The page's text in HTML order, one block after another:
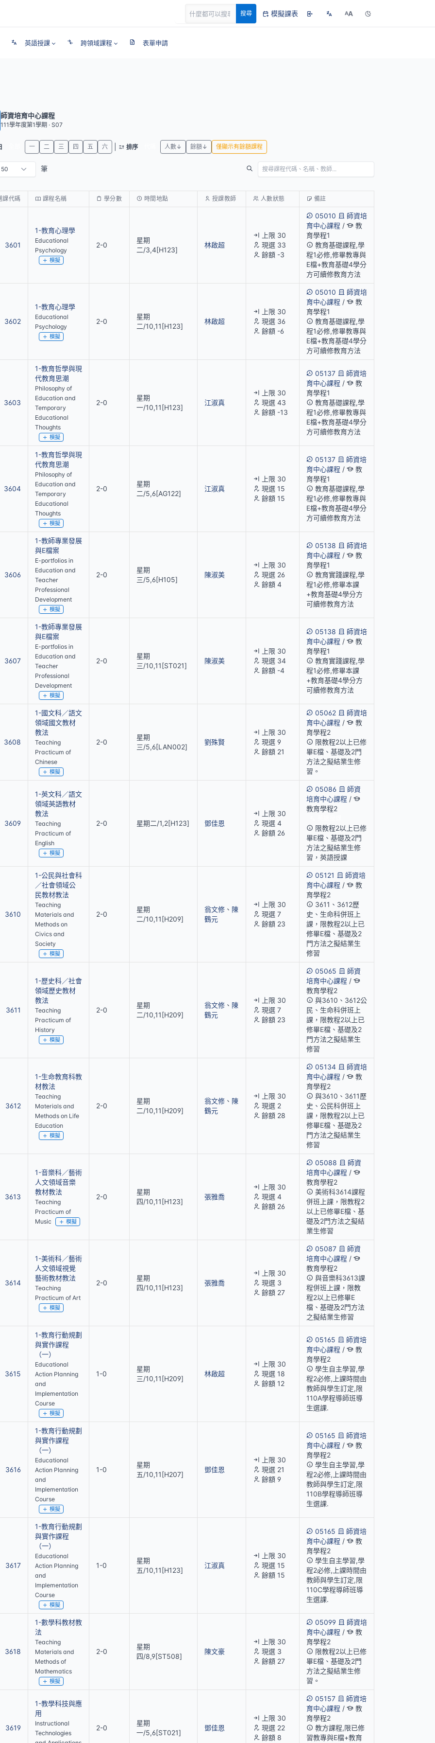
搜尋 模擬課表 AA
英語授課 跨領域課程 表單申請
師資培育中心課程
111學年度第1學期 · S07
一 二 三 四 五 六 排序 人數↓ 餘額↓ 僅顯示有餘額課程
筆
課代碼 課程名稱 學分數 時間地點 授課教師 人數狀態 備註
3601
1-教育心理學
Educational
Psychology
模擬
2-0
星期
二/3,4[H123]
林啟超
上限 30
現選 33
餘額 -3
05010
師資培
育中心課程 /
教
育學程1
教育基礎課程,學
程1必修,修畢教專與
E檔+教育基礎4學分
方可續修教育方法
3602
1-教育心理學
Educational
Psychology
模擬
2-0
星期
二/10,11[H123]
林啟超
上限 30
現選 36
餘額 -6
05010
師資培
育中心課程 /
教
育學程1
教育基礎課程,學
程1必修,修畢教專與
E檔+教育基礎4學分
方可續修教育方法
3603
1-教育哲學與現
代教育思潮
Philosophy of
Education and
Temporary
Educational
Thoughts
模擬
2-0
星期
一/10,11[H123]
江淑真
上限 30
現選 43
餘額 -13
05137
師資培
育中心課程 /
教
育學程1
教育基礎課程,學
程1必修,修畢教專與
E檔+教育基礎4學分
方可續修教育方法
3604
1-教育哲學與現
代教育思潮
Philosophy of
Education and
Temporary
Educational
Thoughts
模擬
2-0
星期
二/5,6[AG122]
江淑真
上限 30
現選 15
餘額 15
05137
師資培
育中心課程 /
教
育學程1
教育基礎課程,學
程1必修,修畢教專與
E檔+教育基礎4學分
方可續修教育方法
3606
1-教師專業發展
與E檔案
E-portfolios in
Education and
Teacher
Professional
Development
模擬
2-0
星期
三/5,6[H105]
陳淑美
上限 30
現選 26
餘額 4
05138
師資培
育中心課程 /
教
育學程1
教育實踐課程,學
程1必修,修畢本課
+教育基礎4學分方
可續修教育方法
3607
1-教師專業發展
與E檔案
E-portfolios in
Education and
Teacher
Professional
Development
模擬
2-0
星期
三/10,11[ST021]
陳淑美
上限 30
現選 34
餘額 -4
05138
師資培
育中心課程 /
教
育學程1
教育實踐課程,學
程1必修,修畢本課
+教育基礎4學分方
可續修教育方法
3608
1-國文科／語文
領域國文教材
教法
Teaching
Practicum of
Chinese
模擬
2-0
星期
三/5,6[LAN002]
劉殊賢
上限 30
現選 9
餘額 21
05062
師資培
育中心課程 /
教
育學程2
限教程2以上已修
畢E檔、基礎及2門
方法之擬結業生修
習。
3609
1-英文科／語文
領域英語教材
教法
Teaching
Practicum of
English
模擬
2-0 星期二/1,2[H123] 鄧佳恩
上限 30
現選 4
餘額 26
05086
師資
培育中心課程 /
教育學程2
限教程2以上已修
畢E檔、基礎及2門
方法之擬結業生修
習，英語授課
3610
1-公民與社會科
／社會領域公
民教材教法
Teaching
Materials and
Methods on
Civics and
Society
模擬
2-0
星期
二/10,11[H209]
翁文修、 陳
鶴元
上限 30
現選 7
餘額 23
05121
師資培
育中心課程 /
教
育學程2
3611、3612歷
史、生命科併班上
課，限教程2以上已
修畢E檔、基礎及2
門方法之擬結業生
修習
3611
1-歷史科／社會
領域歷史教材
教法
Teaching
Practicum of
History
模擬
2-0
星期
二/10,11[H209]
翁文修、 陳
鶴元
上限 30
現選 7
餘額 23
05065
師資
培育中心課程 /
教育學程2
與3610、3612公
民、生命科併班上
課，限教程2以上已
修畢E檔、基礎及2
門方法之擬結業生
修習
3612
1-生命教育科教
材教法
Teaching
Materials and
Methods on Life
Education
模擬
2-0
星期
二/10,11[H209]
翁文修、 陳
鶴元
上限 30
現選 2
餘額 28
05134
師資培
育中心課程 /
教
育學程2
與3610、3611歷
史、公民科併班上
課，限教程2以上已
修畢E檔、基礎及2
門方法之擬結業生
修習
3613
1-音樂科／藝術
人文領域音樂
教材教法
Teaching
Practicum of
Music
模擬
2-0
星期
四/10,11[H123]
張雅喬
上限 30
現選 4
餘額 26
05088
師資
培育中心課程 /
教育學程2
美術科3614課程
併班上課，限教程2
以上已修畢E檔、基
礎及2門方法之擬結
業生修習
3614
1-美術科／藝術
人文領域視覺
藝術教材教法
Teaching
Practicum of Art
模擬
2-0
星期
四/10,11[H123]
張雅喬
上限 30
現選 3
餘額 27
05087
師資
培育中心課程 /
教育學程2
與音樂科3613課
程併班上課，限教
程2以上已修畢E
檔、基礎及2門方法
之擬結業生修習
3615
1-教育行動規劃
與實作課程
（一）
Educational
Action Planning
and
Implementation
Course
模擬
1-0
星期
三/10,11[H209]
林啟超
上限 30
現選 18
餘額 12
05165
師資培
育中心課程 /
教
育學程2
學生自主學習,學
程2必修,上課時間由
教師與學生訂定,限
110A學程導師班導
生選課.
3616
1-教育行動規劃
與實作課程
（一）
Educational
Action Planning
and
Implementation
Course
模擬
1-0
星期
五/10,11[H207]
鄧佳恩
上限 30
現選 21
餘額 9
05165
師資培
育中心課程 /
教
育學程2
學生自主學習,學
程2必修,上課時間由
教師與學生訂定,限
110B學程導師班導
生選課.
3617
1-教育行動規劃
與實作課程
（一）
Educational
Action Planning
and
Implementation
Course
模擬
1-0
星期
五/10,11[H123]
江淑真
上限 30
現選 15
餘額 15
05165
師資培
育中心課程 /
教
育學程2
學生自主學習,學
程2必修,上課時間由
教師與學生訂定,限
110C學程導師班導
生選課.
3618
1-數學科教材教
法
Teaching
Materials and
Methods of
Mathematics
模擬
2-0
星期
四/8,9[ST508]
陳文豪
上限 30
現選 3
餘額 27
05099
師資培
育中心課程 /
教
育學程2
限教程2以上已修
畢E檔、基礎及2門
方法之擬結業生修
習。
3619
1-教學科技與應
用
Instructional
Technologies
2-0
星期
一/5,6[ST021]
鄧佳恩
上限 30
現選 22
餘額 8
05157
師資培
育中心課程 /
教
育學程2
教方課程,限已修
習教專與E檔+教育